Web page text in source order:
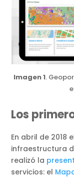
Imagen 1.
Los
En abril de 2018
infraestructura
realizó la
servicios: el